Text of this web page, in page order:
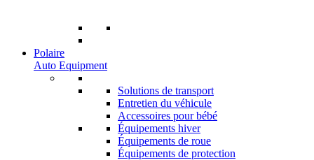
Polaire
Auto Equipment
Solutions de transport
Entretien du véhicule
Accessoires pour bébé
Équipements hiver
Équipements de roue
Équipements de protection